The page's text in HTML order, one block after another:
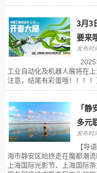
3月3
要来
发布时
2025
工业自动化及机器人展将在
注意，结尾有彩蛋哦！！！
「静
多元
发布时
【导
海市静安区始终走在魔都潮
上海国际光影节、上海国际